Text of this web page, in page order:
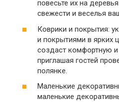
повесьте их на
свежести и веселья
Коврики и покрытия:
и покрытиями в ярких
создаст комфортную
приглашая гостей
полянке.
Маленькие
маленькие